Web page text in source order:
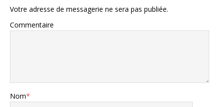
Votre adresse de messagerie ne sera pas publiée.
Commentaire
Nom*